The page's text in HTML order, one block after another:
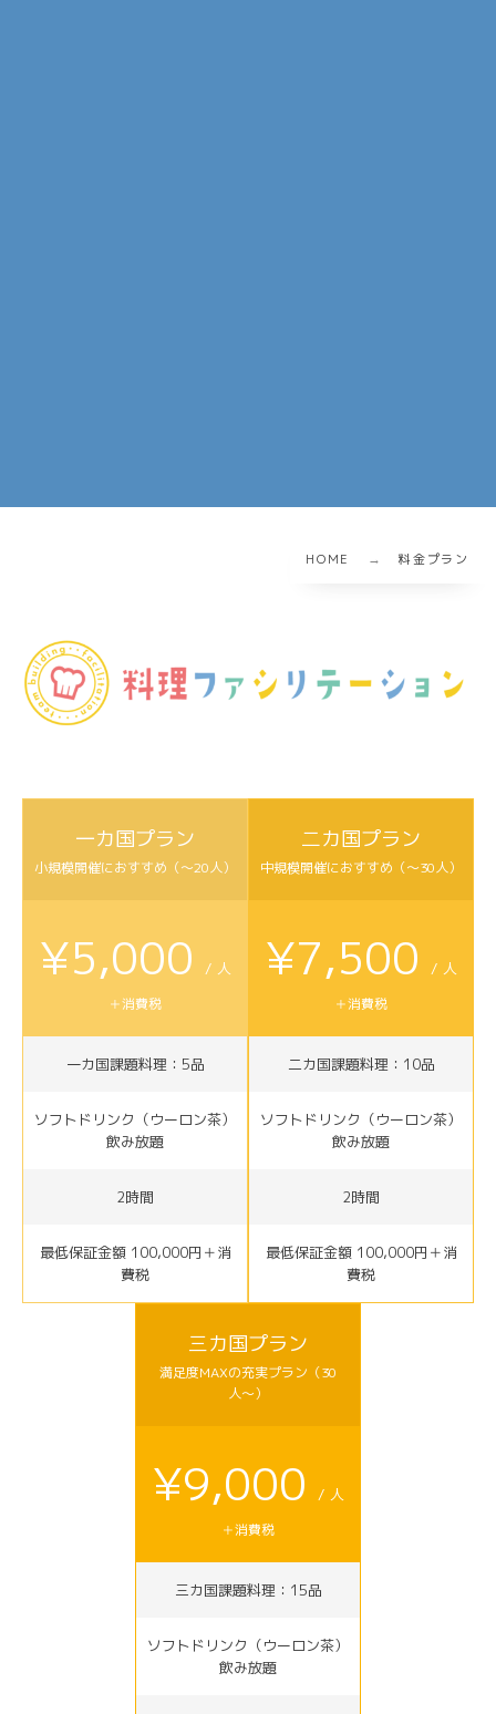
HOME 料金プラン
一カ国プラン
小規模開催におすすめ（〜20人）
¥5,000 / 人
＋消費税
一カ国課題料理：5品
ソフトドリンク（ウーロン茶）
飲み放題
2時間
最低保証金額 100,000円＋消
費税
二カ国プラン
中規模開催におすすめ（〜30人）
¥7,500 / 人
＋消費税
二カ国課題料理：10品
ソフトドリンク（ウーロン茶）
飲み放題
2時間
最低保証金額 100,000円＋消
費税
三カ国プラン
満足度MAXの充実プラン（30
人〜）
¥9,000 / 人
＋消費税
三カ国課題料理：15品
ソフトドリンク（ウーロン茶）
飲み放題